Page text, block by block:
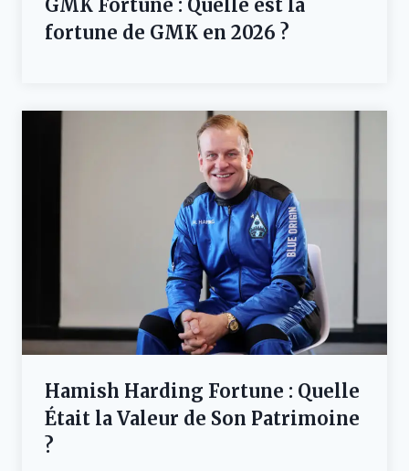
GMK Fortune : Quelle est la
fortune de GMK en 2026 ?
Hamish Harding Fortune : Quelle
Était la Valeur de Son Patrimoine
?